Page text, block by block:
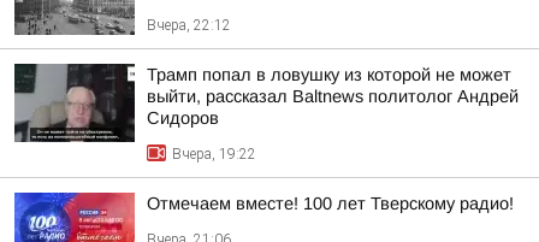
Вчера, 22:12
Трамп попал в ловушку из которой не может
выйти, рассказал Baltnews политолог Андрей
Сидоров
Вчера, 19:22
Отмечаем вместе! 100 лет Тверскому радио!